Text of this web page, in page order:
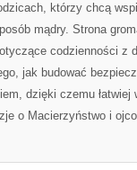
którzy chcą
mądry. Strona
codzienności z
jak budować
dzięki czemu łatwiej
o Macierzyństwo i